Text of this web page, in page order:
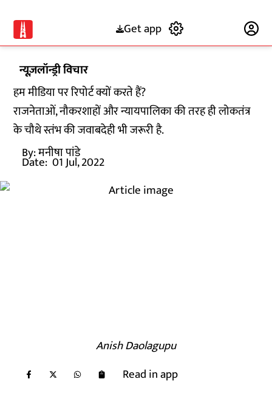
Get app
न्यूज़लॉन्ड्री विचार
हम मीडिया पर रिपोर्ट क्यों करते हैं?
राजनेताओं, नौकरशाहों और न्यायपालिका की तरह ही लोकतंत्र
के चौथे स्तंभ की जवाबदेही भी जरूरी है.
By:मनीषा पांडे
Date: 01 Jul, 2022
Anish Daolagupu
Read in app